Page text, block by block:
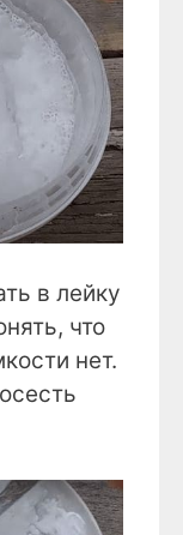
в лейку
что
нет.